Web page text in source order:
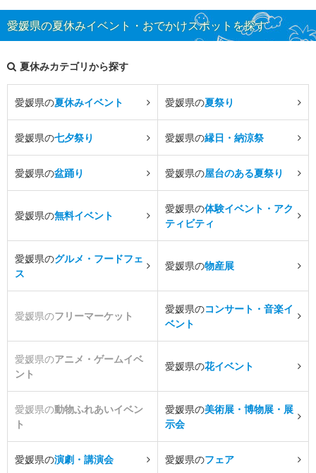
愛媛県の夏休みイベント・おでかけスポットを探す
夏休みカテゴリから探す
愛媛県の夏休みイベント 愛媛県の夏祭り
愛媛県の七夕祭り 愛媛県の縁日・納涼祭
愛媛県の盆踊り 愛媛県の屋台のある夏祭り
愛媛県の無料イベント
愛媛県の体験イベント・アク
ティビティ
愛媛県のグルメ・フードフェ
ス
愛媛県の物産展
愛媛県のフリーマーケット
愛媛県のコンサート・音楽イ
ベント
愛媛県のアニメ・ゲームイベ
ント
愛媛県の花イベント
愛媛県の動物ふれあいイベン
ト
愛媛県の美術展・博物展・展
示会
愛媛県の演劇・講演会 愛媛県のフェア